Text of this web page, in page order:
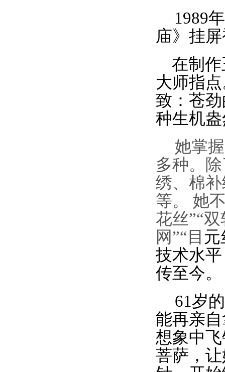
1989
庙》 挂屏
在制
大师指
致： 苍
种生机
她掌握
多种。
绣、棉
等。 她
花丝”“
网”“目 元
技术水平
传至今。
61岁
能再亲
想象中
菩萨，